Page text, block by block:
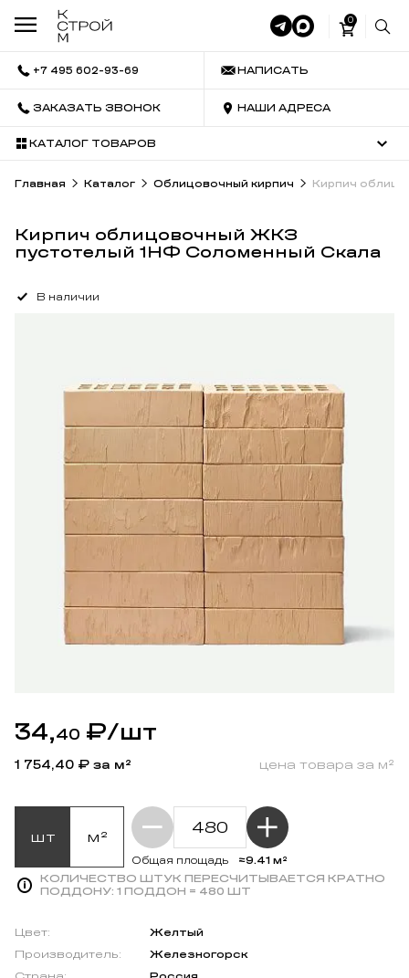
0
+7 495 602-93-69 НАПИСАТЬ
ЗАКАЗАТЬ ЗВОНОК НАШИ АДРЕСА
КАТАЛОГ ТОВАРОВ
Главная Каталог Облицовочный кирпич Кирпич
Кирпич облицовочный ЖКЗ
пустотелый 1НФ Соломенный Скала
В наличии
34,40 ₽/шт
1 754,40 ₽ за м² цена товара за м²
шт м²
Общая площадь
≈9.41 м²
КОЛИЧЕСТВО ШТУК ПЕРЕСЧИТЫВАЕТСЯ КРАТНО
ПОДДОНУ: 1 ПОДДОН = 480 ШТ
Цвет:
Желтый
Производитель:
Железногорск